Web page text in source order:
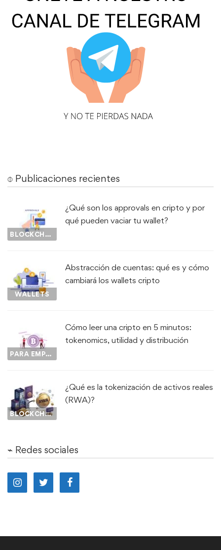
⌽ Publicaciones recientes
BLOCKCHAIN
¿Qué son los approvals en cripto y por
qué pueden vaciar tu wallet?
WALLETS
Abstracción de cuentas: qué es y cómo
cambiará los wallets cripto
PARA EMPEZAR...
Cómo leer una cripto en 5 minutos:
tokenomics, utilidad y distribución
BLOCKCHAIN
¿Qué es la tokenización de activos reales
(RWA)?
⌁ Redes sociales